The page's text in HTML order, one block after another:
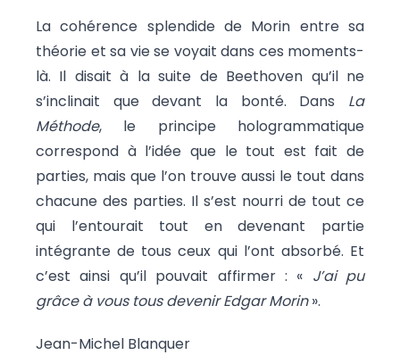
La cohérence splendide de Morin entre sa
théorie et sa vie se voyait dans ces moments-
là. Il disait à la suite de Beethoven qu’il ne
s’inclinait que devant la bonté. Dans La
Méthode, le principe hologrammatique
correspond à l’idée que le tout est fait de
parties, mais que l’on trouve aussi le tout dans
chacune des parties. Il s’est nourri de tout ce
qui l’entourait tout en devenant partie
intégrante de tous ceux qui l’ont absorbé. Et
c’est ainsi qu’il pouvait affirmer : « J’ai pu
grâce à vous tous devenir Edgar Morin».
Jean-Michel Blanquer